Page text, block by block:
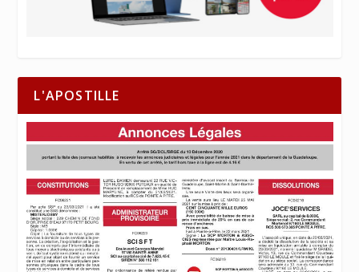
L'APOSTILLE